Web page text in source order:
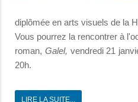
diplômée en arts visuels de la
Vous pourrez la rencontrer à
roman, Galel, vendredi 21
20h.
LIRE LA SUITE...